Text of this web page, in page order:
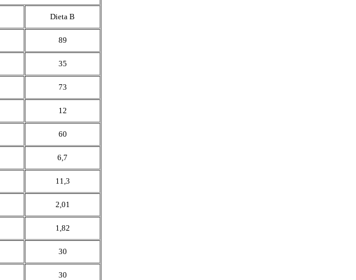
Dieta B
89
35
73
12
60
6,7
11,3
2,01
1,82
30
30